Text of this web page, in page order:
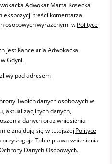
Adwokat Marta Kosecka
ekspozycji treści komentarza
osobowych wyrażonymi w Polityce
jest Kancelaria Adwokacka
Gdyni.
pod adresem
Twoich danych osobowych w
aktualizacji tych danych,
danych oraz wniesienia
znajdują się w tutejszej Polityce
Tobie prawo wniesienia
Danych Osobowych.